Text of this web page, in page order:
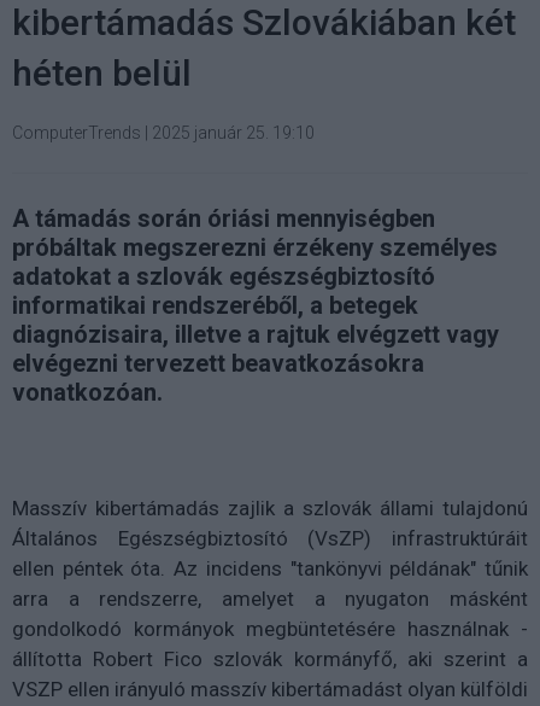
kibertámadás Szlovákiában két
héten belül
ComputerTrends 2025 január 25. 19:10
A támadás során óriási mennyiségben
próbáltak megszerezni érzékeny személyes
adatokat a szlovák egészségbiztosító
informatikai rendszeréből, a betegek
diagnózisaira, illetve a rajtuk elvégzett vagy
elvégezni tervezett beavatkozásokra
vonatkozóan.
Masszív kibertámadás zajlik a szlovák állami tulajdonú
Általános Egészségbiztosító (VsZP) infrastruktúráit
ellen péntek óta. Az incidens "tankönyvi példának" tűnik
arra a rendszerre, amelyet a nyugaton másként
gondolkodó kormányok megbüntetésére használnak -
állította Robert Fico szlovák kormányfő, aki szerint a
VSZP ellen irányuló masszív kibertámadást olyan külföldi